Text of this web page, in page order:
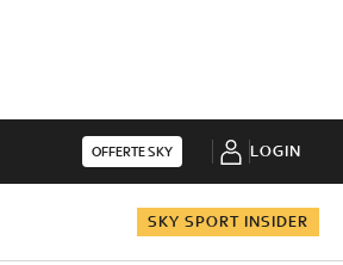
OFFERTE SKY LOGIN
SKY SPORT INSIDER